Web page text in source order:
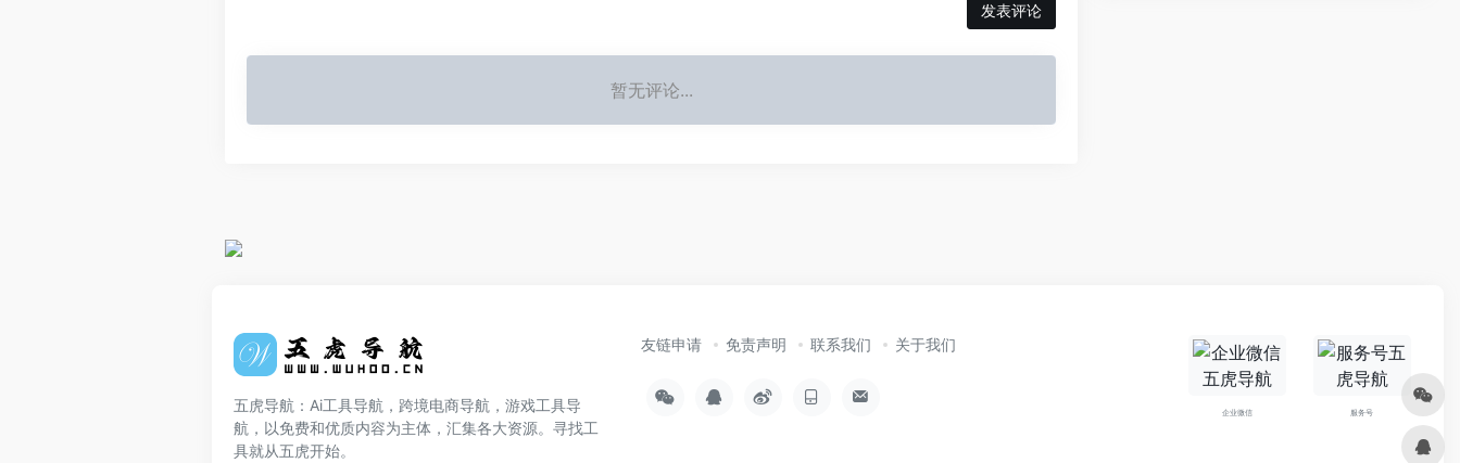
发表评论
暂无评论...
五虎导航：Ai工具导航，跨境电商导航，游戏工具导
航，以免费和优质内容为主体，汇集各大资源。寻找工
具就从五虎开始。
友链申请 免责声明 联系我们 关于我们
企业微信 服务号